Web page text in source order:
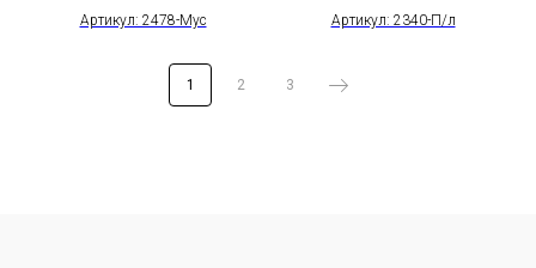
Артикул: 2478-Мус Артикул: 2340-П/л
1 2 3